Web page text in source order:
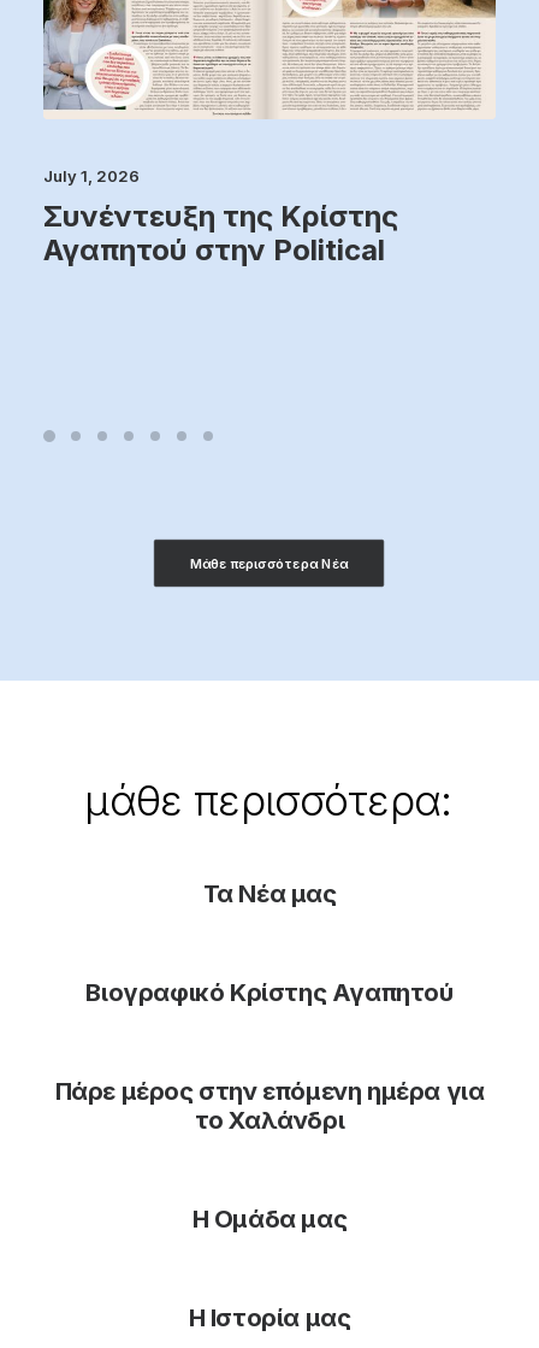
July 1, 2026
Συνέντευξη της Κρίστης
Αγαπητού στην Political
Μάθε περισσότερα Νέα
μάθε περισσότερα:
Τα Νέα μας
Βιογραφικό Κρίστης Αγαπητού
Πάρε μέρος στην επόμενη ημέρα για
το Χαλάνδρι
Η Ομάδα μας
Η Ιστορία μας